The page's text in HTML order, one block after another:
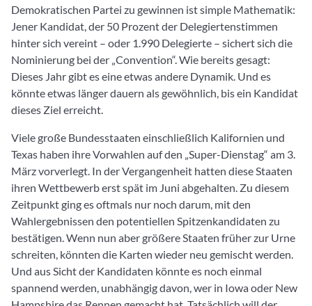
Demokratischen Partei zu gewinnen ist simple Mathematik:
Jener Kandidat, der 50 Prozent der Delegiertenstimmen
hinter sich vereint – oder 1.990 Delegierte – sichert sich die
Nominierung bei der „Convention“. Wie bereits gesagt:
Dieses Jahr gibt es eine etwas andere Dynamik. Und es
könnte etwas länger dauern als gewöhnlich, bis ein Kandidat
dieses Ziel erreicht.
Viele große Bundesstaaten einschließlich Kalifornien und
Texas haben ihre Vorwahlen auf den „Super-Dienstag“ am 3.
März vorverlegt. In der Vergangenheit hatten diese Staaten
ihren Wettbewerb erst spät im Juni abgehalten. Zu diesem
Zeitpunkt ging es oftmals nur noch darum, mit den
Wahlergebnissen den potentiellen Spitzenkandidaten zu
bestätigen. Wenn nun aber größere Staaten früher zur Urne
schreiten, könnten die Karten wieder neu gemischt werden.
Und aus Sicht der Kandidaten könnte es noch einmal
spannend werden, unabhängig davon, wer in Iowa oder New